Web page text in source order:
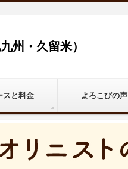
州・久留米）
スと料金 よろこびの声